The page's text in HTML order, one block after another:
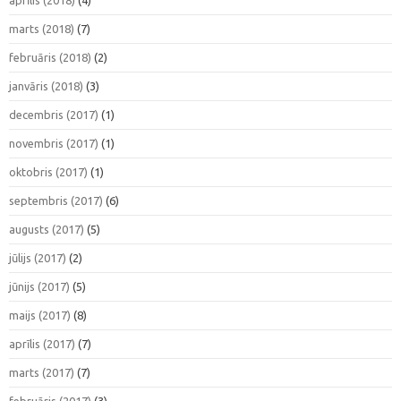
marts (2018) (7)
februāris (2018) (2)
janvāris (2018) (3)
decembris (2017) (1)
novembris (2017) (1)
oktobris (2017) (1)
septembris (2017) (6)
augusts (2017) (5)
jūlijs (2017) (2)
jūnijs (2017) (5)
maijs (2017) (8)
aprīlis (2017) (7)
marts (2017) (7)